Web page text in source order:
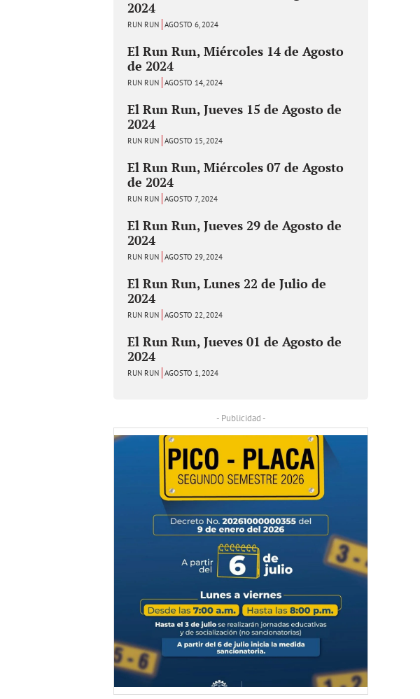
2024
RUN RUN AGOSTO 6, 2024
El Run Run, Miércoles 14 de Agosto
de 2024
RUN RUN AGOSTO 14, 2024
El Run Run, Jueves 15 de Agosto de
2024
RUN RUN AGOSTO 15, 2024
El Run Run, Miércoles 07 de Agosto
de 2024
RUN RUN AGOSTO 7, 2024
El Run Run, Jueves 29 de Agosto de
2024
RUN RUN AGOSTO 29, 2024
El Run Run, Lunes 22 de Julio de
2024
RUN RUN AGOSTO 22, 2024
El Run Run, Jueves 01 de Agosto de
2024
RUN RUN AGOSTO 1, 2024
- Publicidad -